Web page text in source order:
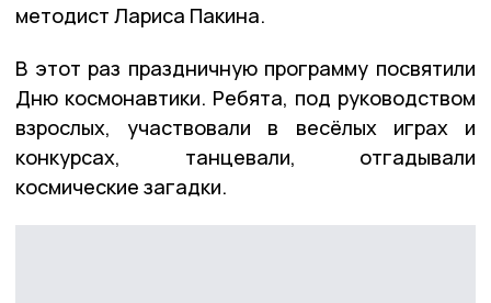
методист Лариса Пакина.
В этот раз праздничную программу посвятили
Дню космонавтики. Ребята, под руководством
взрослых, участвовали в весёлых играх и
конкурсах, танцевали, отгадывали
космические загадки.